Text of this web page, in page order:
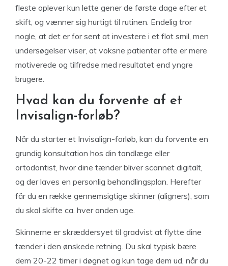
fleste oplever kun lette gener de første dage efter et
skift, og vænner sig hurtigt til rutinen. Endelig tror
nogle, at det er for sent at investere i et flot smil, men
undersøgelser viser, at voksne patienter ofte er mere
motiverede og tilfredse med resultatet end yngre
brugere.
Hvad kan du forvente af et
Invisalign-forløb?
Når du starter et Invisalign-forløb, kan du forvente en
grundig konsultation hos din tandlæge eller
ortodontist, hvor dine tænder bliver scannet digitalt,
og der laves en personlig behandlingsplan. Herefter
får du en række gennemsigtige skinner (aligners), som
du skal skifte ca. hver anden uge.
Skinnerne er skræddersyet til gradvist at flytte dine
tænder i den ønskede retning. Du skal typisk bære
dem 20-22 timer i døgnet og kun tage dem ud, når du